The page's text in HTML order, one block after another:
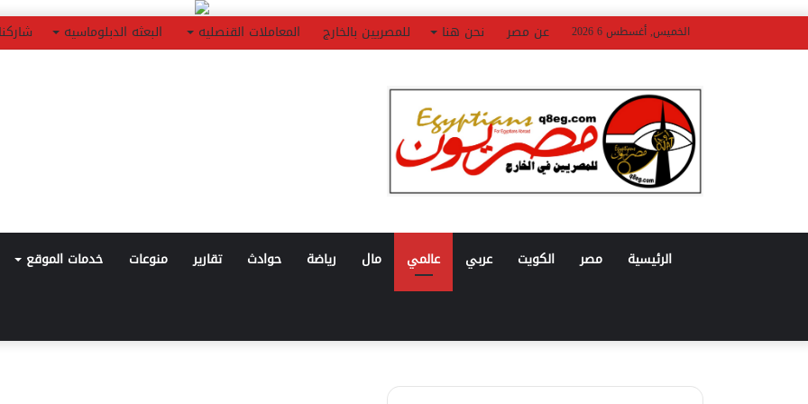
الخميس, أغسطس 6 2026 عن مصر نحن هنا للمصريين بالخارج المعاملات القنصليه البعثه الدبلوماسيه شاركنا
الرئيسية مصر الكويت عربي عالمي مال رياضة حوادث تقارير منوعات خدمات الموقع